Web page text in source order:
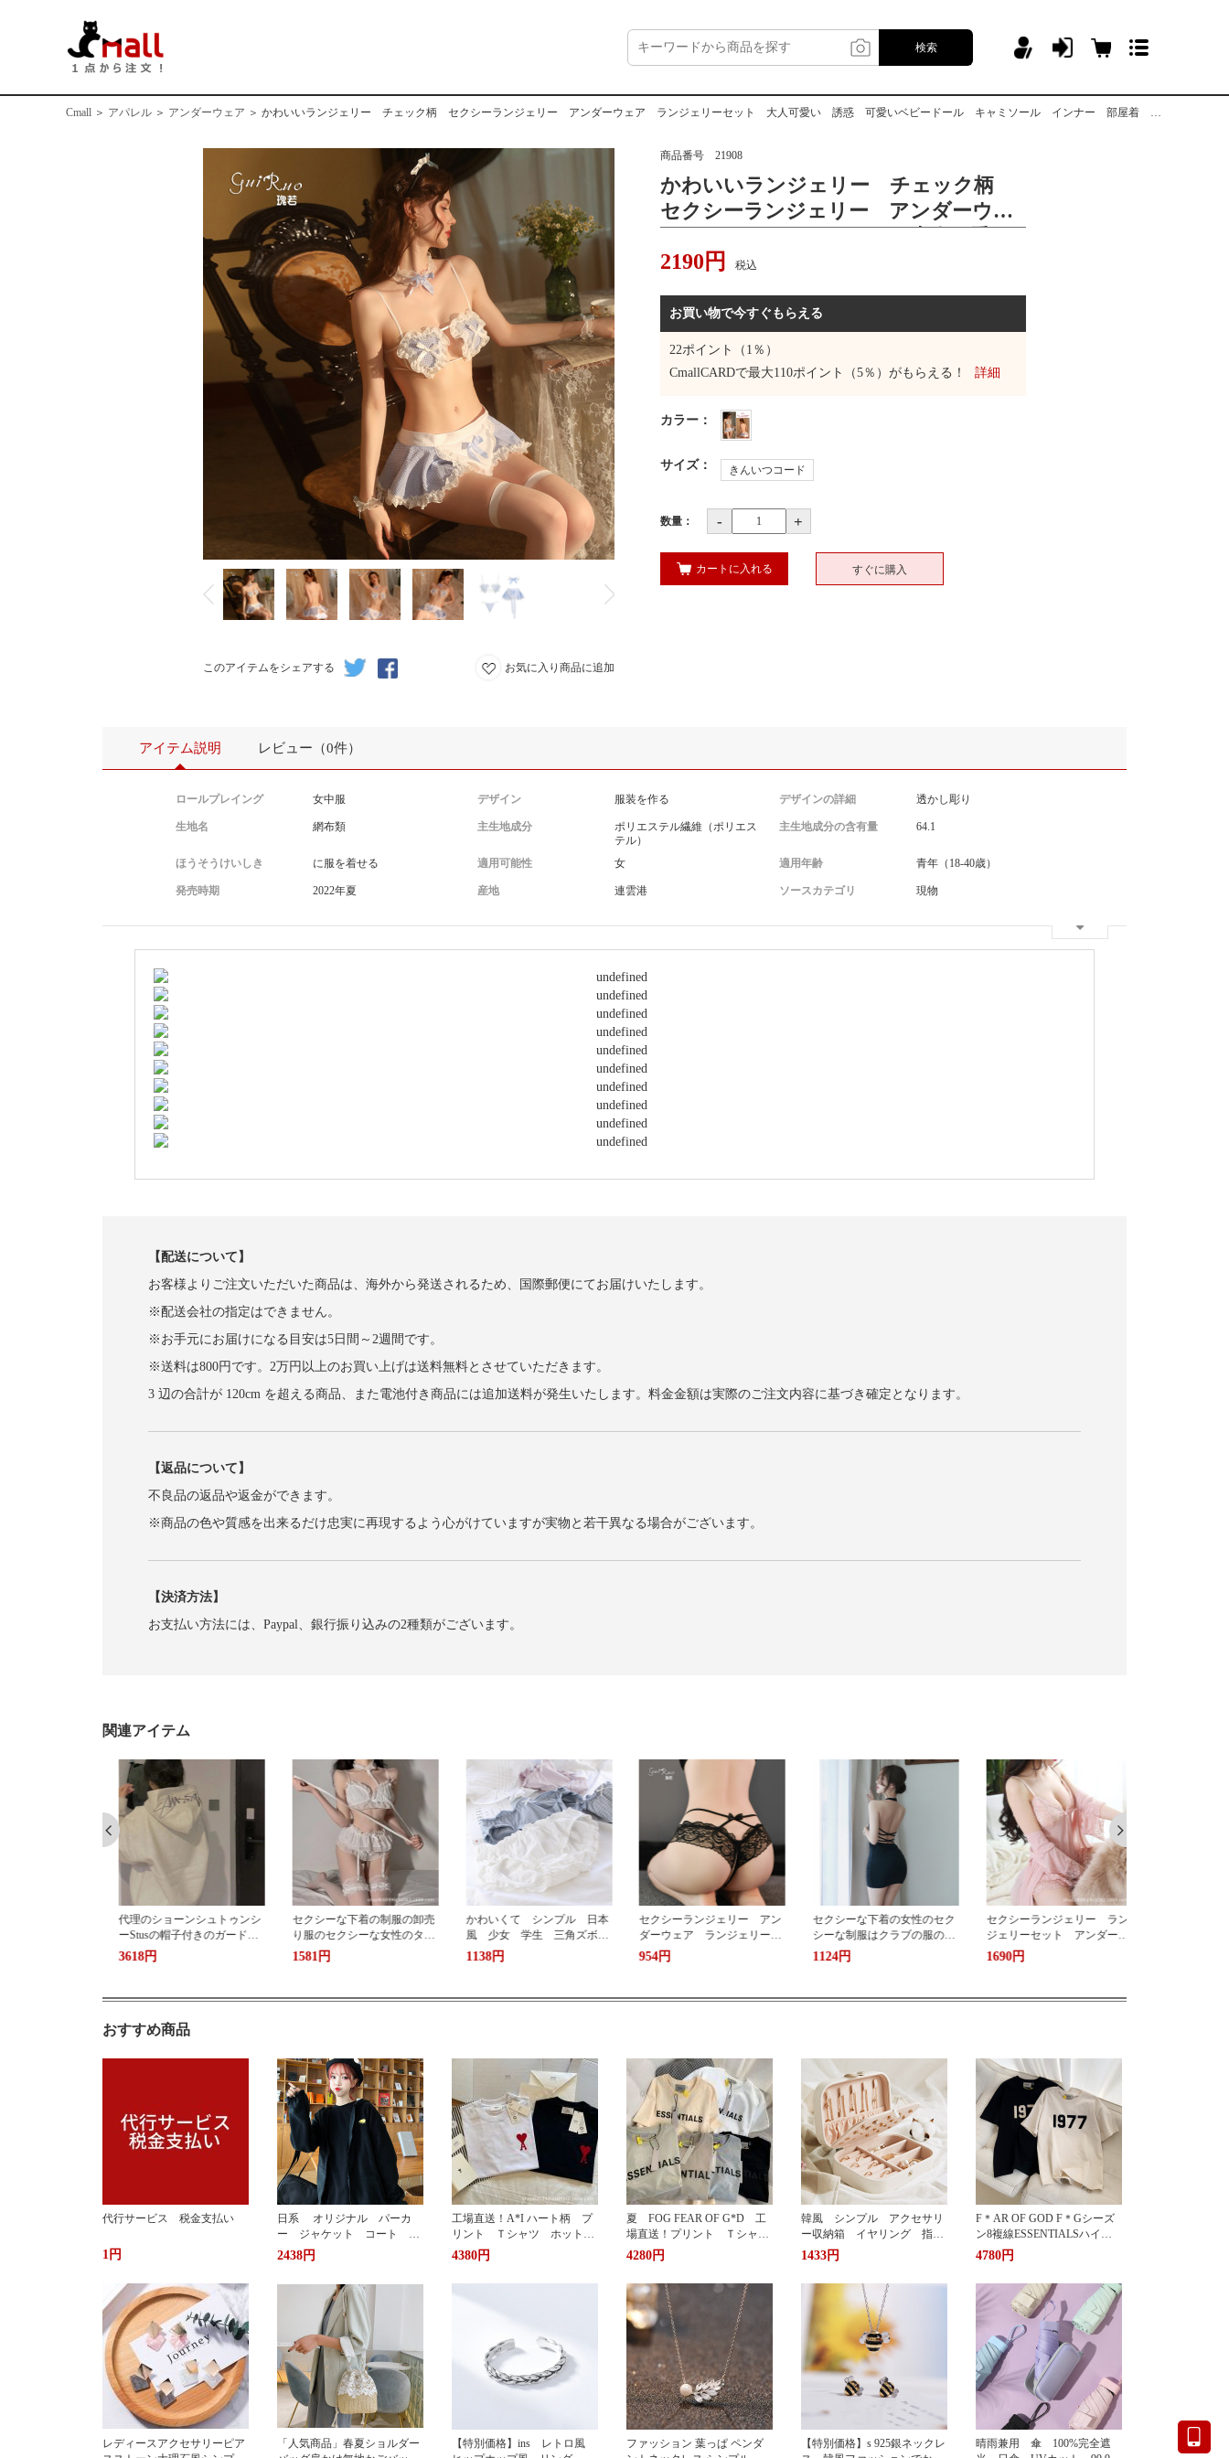
検索
Cmall ＞ アパレル ＞ アンダーウェア ＞ かわいいランジェリー チェック柄 セクシーランジェリー アンダーウェア ランジェリーセット 大人可愛い 誘惑 可愛いベビードール キャミソール インナー 部屋着 コスプレ 勝負下着 彼氏に喜ばれる
このアイテムをシェアする お気に入り商品に追加
商品番号 21908
かわいいランジェリー チェック柄
セクシーランジェリー アンダーウェ
い 誘惑 可愛いベビードール キャ
レ 勝負下着 彼氏に喜ばれる
2190 円 税込
お買い物で今すぐもらえる
22ポイント（1％）
CmallCARDで最大110ポイント（5％）がもらえる！ 詳細
カラー ：
サイズ： きんいつコード
数量： - +
カートに入れる すぐに購入
アイテム説明 レビュー（0件）
ロールプレイング 女中服 デザイン 服装を作る デザインの詳細 透かし彫り
生地名 網布類 主生地成分
ポリエステル繊維（ポリエス
テル）
主生地成分の含有量 64.1
ほうそうけいしき に服を着せる 適用可能性 女 適用年齢 青年（18-40歳）
発売時期 2022年夏 産地 連雲港 ソースカテゴリ 現物
【配送について】
お客様よりご注文いただいた商品は、海外から発送されるため、国際郵便にてお届けいたします。
※配送会社の指定はできません。
※お手元にお届けになる目安は5日間～2週間です。
※送料は800円です。2万円以上のお買い上げは送料無料とさせていただきます。
3 辺の合計が 120cm を超える商品、また電池付き商品には追加送料が発生いたします。料金金額は実際のご注文内容に基づき確定となります。
【返品について】
不良品の返品や返金ができます。
※商品の色や質感を出来るだけ忠実に再現するよう心がけていますが実物と若干異なる場合がございます。
【決済方法】
お支払い方法には、Paypal、銀行振り込みの2種類がございます。
関連アイテム
セクシーな下着の制服の卸売
り服のセクシーな女性のタイ
プは純粋な欲望の女性の古風
なメイドを誘惑します。
1581円
かわいくて シンプル 日本
風 少女 学生 三角ズボ
ン 純綿 女性 レディー
スショーツ 綿 通気吸湿
ツ 肌さわりやさしい 快
1138円
セクシーランジェリー アン
ダーウェア ランジェリーセ
ット 大人可愛い 誘惑 エ
ロい下着 盛りブラ 可愛い
ル インナー 部屋着 コス
954円
セクシーな下着の女性のセク
シーな制服はクラブの服の秘
書を誘惑してolを詰めて温ナ
スの1284を詰めます。
1124円
セクシーランジェリー ラン
ジェリーセット アンダーウ
ェア 誘惑 大人可愛い エ
ロい下着 盛りブラ 可愛い
ル インナー 部屋着 コス
1690円
セクシーランジェリー アン
ダーウェア ランジェリーセ
ット 大人可愛い 誘惑 エ
ロい下着 盛りブラ 可愛い
ル インナー 部屋着 コス
1595円
おすすめ商品
代行サービス 税金支払い
1円
日系 オリジナル パーカ
ー ジャケット コート 暖
か ふわもこ ボアフリー
ス ユニセックス 男女兼用
2438円
工場直送！A*I ハート柄 プ
リント Ｔシャツ ホットプ
リント 半袖 男女兼用 ユ
ニセックス おしゃれ スト
リート ブランドＴシャツ
4380円
夏 FOG FEAR OF G*D 工
場直送！プリント Ｔシャ
ツ ホットプリント 半袖
男女兼用 ユニセックス お
しゃれ ストリート ブラン
ドＴシャツ
4280円
韓風 シンプル アクセサリ
ー収納箱 イヤリング 指
輪 多機能 アクセサリーボ
ックス ジュエリーケース ジ
ュエリーボックス 持ち運び
携帯用 コンパクト 持ちやす
い 小物入れ イアリン
グ ピアス 首飾り アクセ
サリー ケース
1433円
F＊AR OF GOD F＊Gシーズ
ン8複線ESSENTIALSハイス
トリート1977アルファベット
Tシャツカップル半袖
4780円
レディースアクセサリーピア
「人気商品」春夏ショルダー
【特別価格】ins レトロ風
ファッション 葉っぱ ペンダ
【特別価格】s 925銀ネックレ
晴雨兼用 傘 100%完全遮